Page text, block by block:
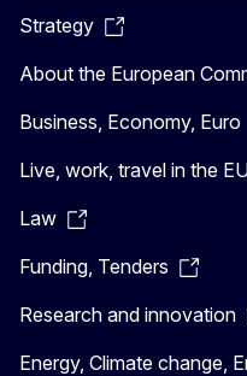
Strategy
About the European
Business, Economy, Euro
Live, work, travel in the
Law
Funding, Tenders
Research and innovation
Energy, Climate change,